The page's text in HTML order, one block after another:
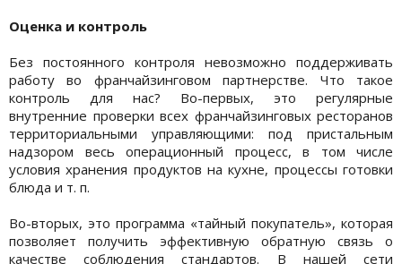
Оценка и контроль
Без постоянного контроля невозможно поддерживать
работу во франчайзинговом партнерстве. Что такое
контроль для нас? Во-первых, это регулярные
внутренние проверки всех франчайзинговых ресторанов
территориальными управляющими: под пристальным
надзором весь операционный процесс, в том числе
условия хранения продуктов на кухне, процессы готовки
блюда и т. п.
Во-вторых, это программа «тайный покупатель», которая
позволяет получить эффективную обратную связь о
качестве соблюдения стандартов. В нашей сети